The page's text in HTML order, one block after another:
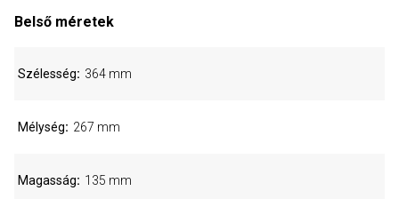
Belső méretek
Szélesség 364 mm
Mélység 267 mm
Magasság 135 mm